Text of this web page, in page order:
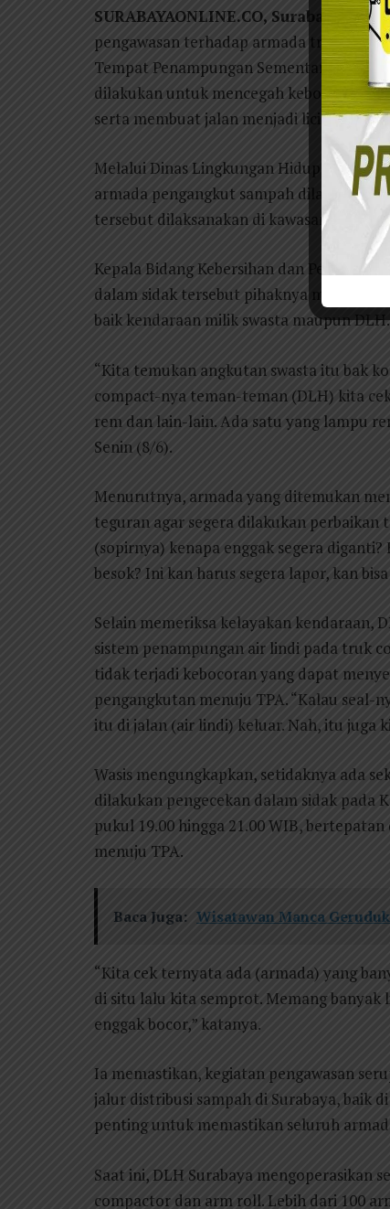
SURABAYAONLINE.CO, Surabaya
–
pengawasan terhadap armada truk
Tempat Penampungan Sementara (TPS)
dilakukan untuk mencegah kebocoran air
serta membuat jalan menjadi licin.
Melalui Dinas Lingkungan Hidup (DLH)
armada pengangkut sampah dilakukan
tersebut dilaksanakan di kawasan Jalan
Kepala Bidang Kebersihan dan
dalam sidak tersebut pihaknya
baik kendaraan milik swasta maupun DLH.
“Kita temukan angkutan swasta itu bak
compact-nya teman-teman (DLH) kita
rem dan lain-lain. Ada satu yang lampu
Senin (8/6).
Menurutnya, armada yang ditemukan
teguran agar segera dilakukan
(sopirnya) kenapa enggak segera
besok? Ini kan harus segera lapor, kan
Selain memeriksa kelayakan kendaraan,
sistem penampungan air lindi pada truk
tidak terjadi kebocoran yang dapat
pengangkutan menuju TPA. “Kalau seal-
itu di jalan (air lindi) keluar. Nah, itu juga
Wasis mengungkapkan, setidaknya ada
dilakukan pengecekan dalam sidak pada
pukul 19.00 hingga 21.00 WIB,
menuju TPA.
Baca Juga: Wisatawan Manca
“Kita cek ternyata ada (armada) yang
di situ lalu kita semprot. Memang
enggak bocor,” katanya.
Ia memastikan, kegiatan pengawasan
jalur distribusi sampah di Surabaya, baik
penting untuk memastikan seluruh
Saat ini, DLH Surabaya mengoperasikan
compactor dan arm roll. Lebih dari 100